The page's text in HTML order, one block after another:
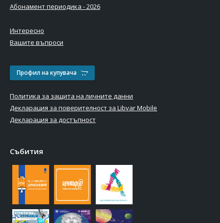
Абонамент периодика - 2026
Интересно
Вашите въпроси
Профил на купувача
Политика за защита на личните данни
Декларация за поверителност за Libvar Mobile
Декларация за достъпност
Събития